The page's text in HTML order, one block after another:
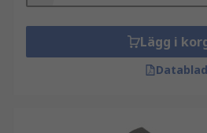
Lägg i
Datablad